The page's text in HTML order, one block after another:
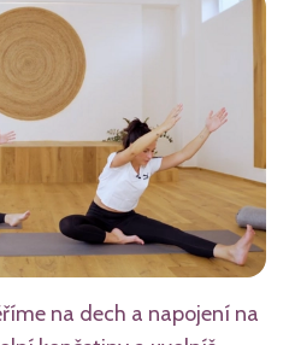
na dech a napojení na